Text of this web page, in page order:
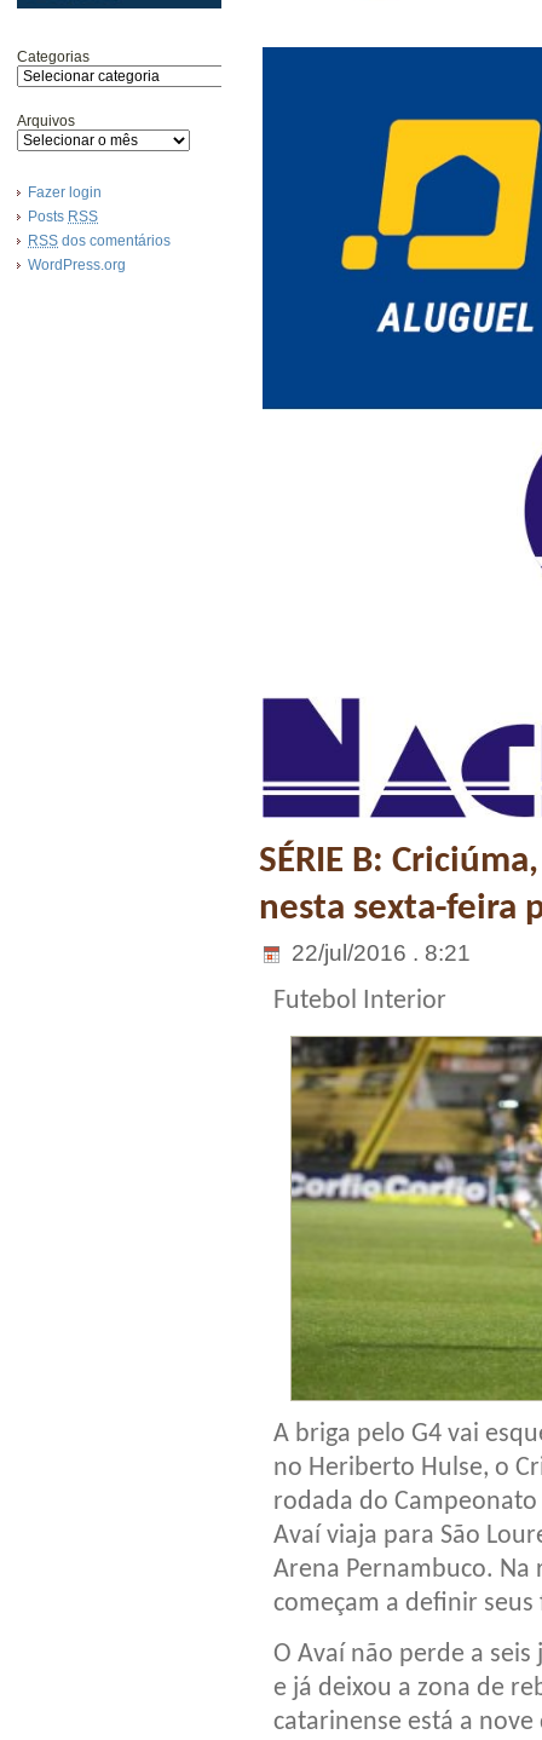
Categorias
Arquivos
Fazer login
Posts RSS
RSS dos comentários
WordPress.org
SÉRIE B:
nesta sexta-feira
22/jul/2016 . 8:21
Futebol Interior
A briga pelo G4 vai
no Heriberto Hulse, o
rodada do
Avaí viaja para São
Arena Pernambuco.
começam a definir
O Avaí não perde a
e já deixou a zona de
catarinense está a